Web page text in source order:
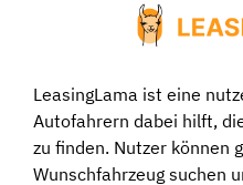
LeasingLama ist eine
Autofahrern dabei hilft,
zu finden. Nutzer können
Wunschfahrzeug suchen